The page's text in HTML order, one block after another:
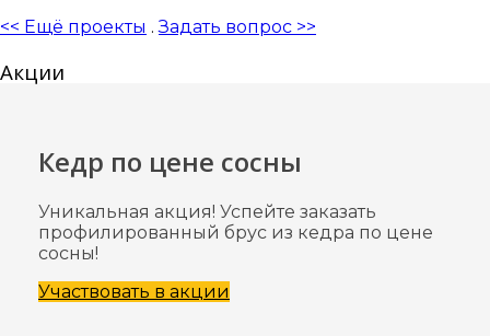
<< Ещё проекты .Задать вопрос >>
Акции
Кедр по цене сосны
Уникальная акция! Успейте заказать
профилированный брус из кедра по цене
сосны!
Участвовать в акции